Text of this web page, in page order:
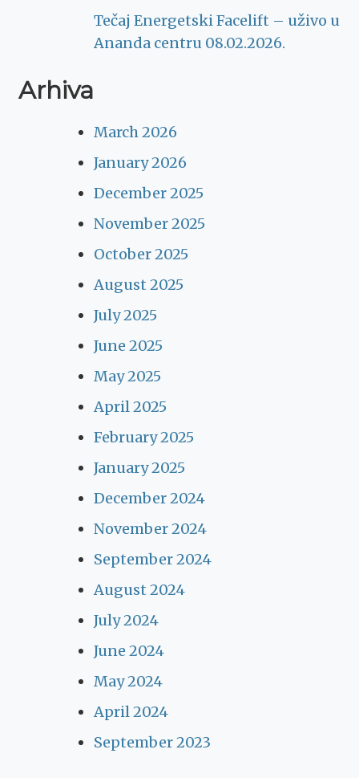
Tečaj Energetski Facelift – uživo u
Ananda centru 08.02.2026.
Arhiva
March 2026
January 2026
December 2025
November 2025
October 2025
August 2025
July 2025
June 2025
May 2025
April 2025
February 2025
January 2025
December 2024
November 2024
September 2024
August 2024
July 2024
June 2024
May 2024
April 2024
September 2023